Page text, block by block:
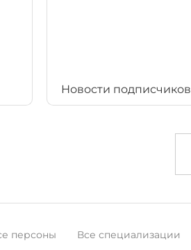
Новости подписчиков
персоны Все специализации